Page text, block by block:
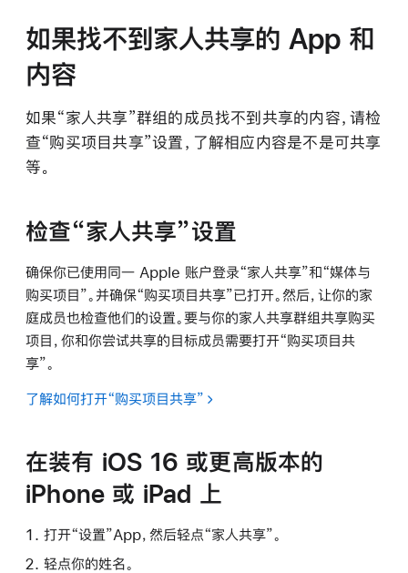
如果找不到家人共享的 App 和
内容
如果“家人共享”群组的成员找不到共享的内容，请检
查“购买项目共享”设置，了解相应内容是不是可共享
等。
检查“家人共享”设置
确保你已使用同一 Apple 账户登录“家人共享”和“媒体与
购买项目”。并确保“购买项目共享”已打开。然后，让你的家
庭成员也检查他们的设置。要与你的家人共享群组共享购买
项目，你和你尝试共享的目标成员需要打开“购买项目共
享”。
了解如何打开“购买项目共享”
在装有 iOS 16 或更高版本的
iPhone 或 iPad 上
打开“设置”App，然后轻点“家人共享”。
轻点你的姓名。